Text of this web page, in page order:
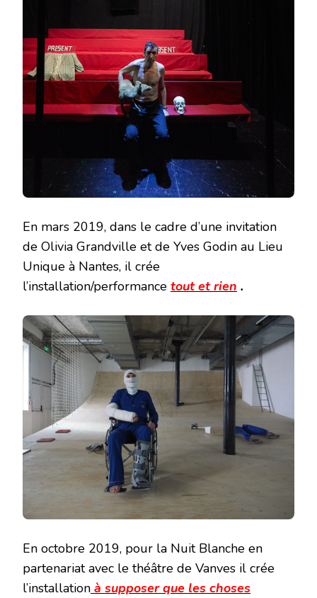
En mars 2019, dans le cadre d’une invitation
de Olivia Grandville et de Yves Godin au Lieu
Unique à Nantes, il crée
l’installation/performance tout et rien .
En octobre 2019, pour la Nuit Blanche en
partenariat avec le théâtre de Vanves il crée
l’installation à supposer que les choses